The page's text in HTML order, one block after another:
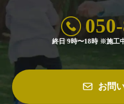
終日 9時〜18時 ※施工
お問